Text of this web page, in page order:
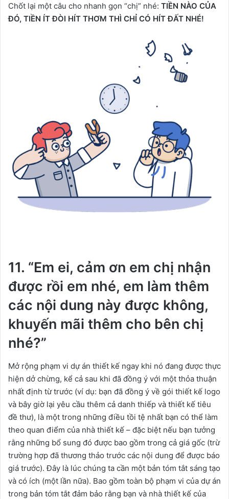
Chốt lại một câu cho nhanh gọn “chị” nhé: TIỀN NÀO CỦA
ĐÓ, TIỀN ÍT ĐÒI HÍT THƠM THÌ CHỈ CÓ HÍT ĐẤT NHÉ!
11. “Em ei, cảm ơn em chị nhận
được rồi em nhé, em làm thêm
các nội dung này được không,
khuyến mãi thêm cho bên chị
nhé?”
Mở rộng phạm vi dự án thiết kế ngay khi nó đang được thực
hiện dở chừng, kể cả sau khi đã đồng ý với một thỏa thuận
nhất định từ trước (ví dụ: bạn đã đồng ý về gói thiết kế logo
và bây giờ lại yêu cầu thêm cả danh thiếp và thiết kế tiêu
đề thư), là một trong những điều tồi tệ nhất bạn có thể làm
theo quan điểm của nhà thiết kế – đặc biệt nếu bạn tưởng
rằng những bổ sung đó được bao gồm trong cả giá gốc (trừ
trường hợp đã thương thảo trước các nội dung để được báo
giá trước). Đây là lúc chúng ta cần một bản tóm tắt sáng tạo
và có ích (một lần nữa). Bao gồm toàn bộ phạm vi của dự án
trong bản tóm tắt đảm bảo rằng bạn và nhà thiết kế của